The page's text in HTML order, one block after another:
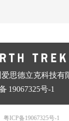
思德立克科技有
19067325号-1
粤ICP备19067325号-1